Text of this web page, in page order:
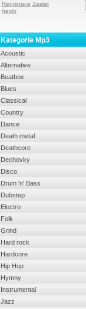
Registrace Zaslat
heslo
Kategorie Mp3
Acoustic
Alternative
Beatbox
Blues
Classical
Country
Dance
Death metal
Deathcore
Dechovky
Disco
Drum 'n' Bass
Dubstep
Electro
Folk
Grind
Hard rock
Hardcore
Hip Hop
Hymny
Instrumental
Jazz